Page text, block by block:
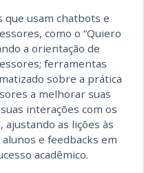
usam chatbots e
como o “Quiero
a orientação de
ferramentas
sobre a prática
a melhorar suas
interações com os
as lições às
e feedbacks em
acadêmico.